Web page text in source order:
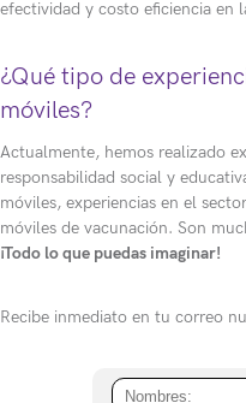
efectividad y costo eficiencia en
¿Qué tipo de
móviles?
Actualmente, hemos realizado
responsabilidad social y
móviles, experiencias en el
móviles de vacunación. Son
¡Todo lo que puedas imaginar!
Recibe inmediato en tu correo